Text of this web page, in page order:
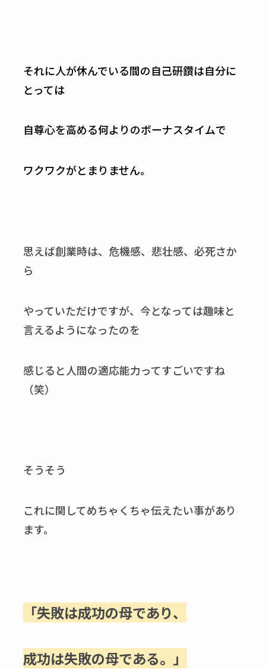
それに人が休んでいる間の自己研鑽は自分に
とっては
自尊心を高める何よりのボーナスタイムで
ワクワクがとまりません。
思えば創業時は、危機感、悲壮感、必死さか
ら
やっていただけですが、今となっては趣味と
言えるようになったのを
感じると人間の適応能力ってすごいですね
（笑）
そうそう
これに関してめちゃくちゃ伝えたい事があり
ます。
「失敗は成功の母であり、
成功は失敗の母である。」